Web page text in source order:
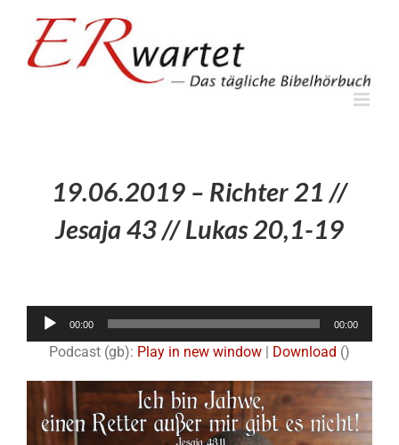
springen
19.06.2019 – Richter 21 //
Jesaja 43 // Lukas 20,1-19
Audio-
00:00 00:00
Podcast (gb): Play in new window Download ()